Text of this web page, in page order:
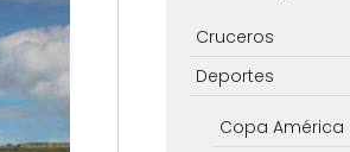
Cruceros
Deportes
Copa América